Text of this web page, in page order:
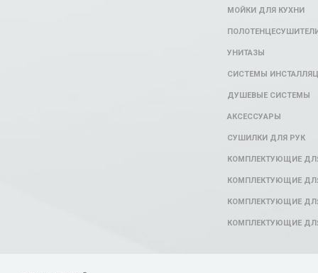
МОЙКИ ДЛЯ КУХНИ
УНИТАЗЫ
СИСТЕМЫ
ДУШЕВЫЕ СИСТЕМЫ
АКСЕССУАРЫ
СУШИЛКИ ДЛЯ РУК
КОМПЛЕКТУЮЩИЕ
КОМПЛЕКТУЮЩИЕ
КОМПЛЕКТУЮЩИЕ
КОМПЛЕКТУЮЩИЕ